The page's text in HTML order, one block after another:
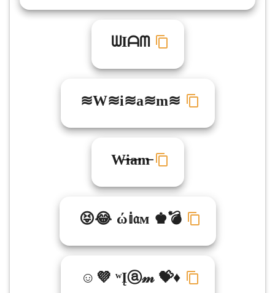
ᗯIᗩᗰ
≋W≋i≋a≋m≋
W̶i̶a̶m̶
😝😂 ώ𝕚𝔞м ♚💣
☺💜 ʷĮⓐ𝓂 💝♦